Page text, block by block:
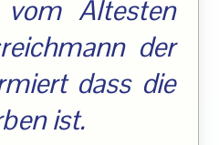
Ältesten
der
dass die
ist.